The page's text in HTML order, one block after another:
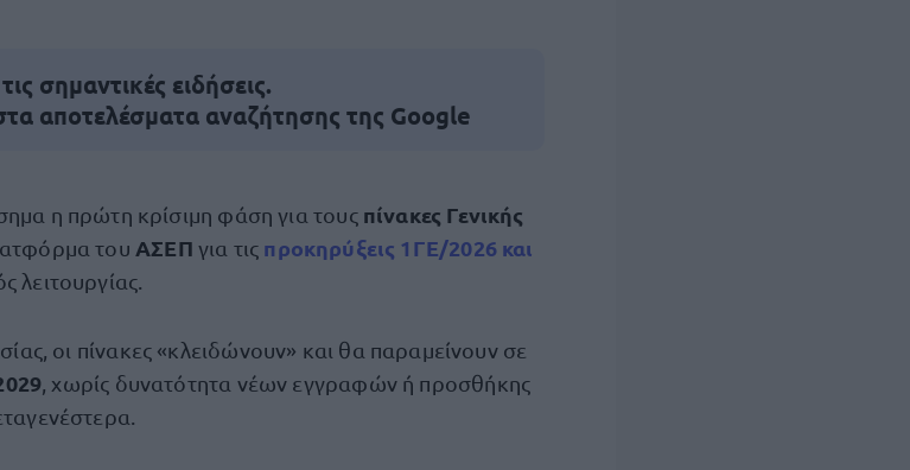
σημαντικές ειδήσεις.
αποτελέσματα αναζήτησης της Google
η πρώτη κρίσιμη φάση για τους πίνακες Γενικής
του ΑΣΕΠ για τις προκηρύξεις 1ΓΕ/2026 και
λειτουργίας.
οι πίνακες «κλειδώνουν» και θα παραμείνουν σε
, χωρίς δυνατότητα νέων εγγραφών ή προσθήκης